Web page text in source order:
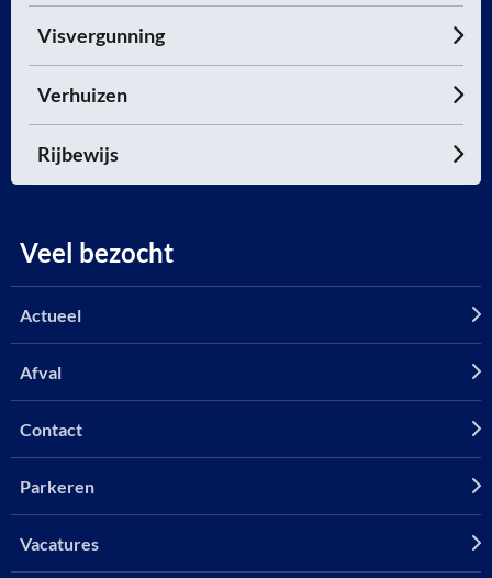
Visvergunning
Verhuizen
Rijbewijs
Veel bezocht
Actueel
Afval
Contact
Parkeren
Vacatures